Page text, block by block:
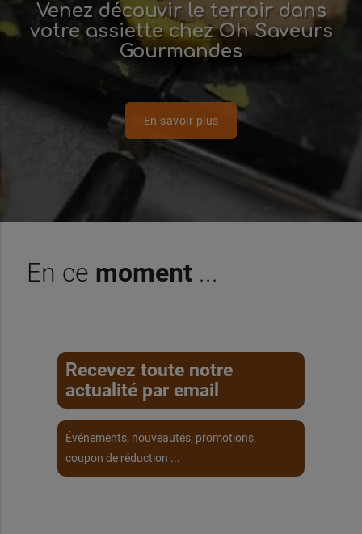
Venez découvir le terroir dans
votre assiette chez Oh Saveurs
Gourmandes
En savoir plus
En ce moment ...
Recevez toute notre
actualité par email
Événements, nouveautés, promotions,
coupon de réduction ...